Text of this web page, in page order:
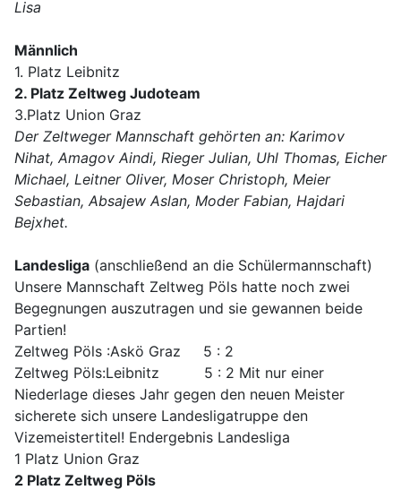
Lisa
Männlich
1. Platz Leibnitz
2. Platz Zeltweg Judoteam
3.Platz Union Graz
Der Zeltweger Mannschaft gehörten an: Karimov
Nihat, Amagov Aindi, Rieger Julian, Uhl Thomas, Eicher
Michael, Leitner Oliver, Moser Christoph, Meier
Sebastian, Absajew Aslan, Moder Fabian, Hajdari
Bejxhet.
Landesliga (anschließend an die Schülermannschaft)
Unsere Mannschaft Zeltweg Pöls hatte noch zwei
Begegnungen auszutragen und sie gewannen beide
Partien!
Zeltweg Pöls :Askö Graz 5 : 2
Zeltweg Pöls:Leibnitz 5 : 2 Mit nur einer
Niederlage dieses Jahr gegen den neuen Meister
sicherete sich unsere Landesligatruppe den
Vizemeistertitel! Endergebnis Landesliga
1 Platz Union Graz
2 Platz Zeltweg Pöls